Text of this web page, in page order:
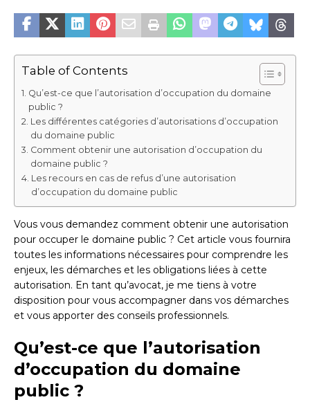
Table of Contents
Qu’est-ce que l’autorisation d’occupation du domaine
public ?
Les différentes catégories d’autorisations d’occupation
du domaine public
Comment obtenir une autorisation d’occupation du
domaine public ?
Les recours en cas de refus d’une autorisation
d’occupation du domaine public
Vous vous demandez comment obtenir une autorisation
pour occuper le domaine public ? Cet article vous fournira
toutes les informations nécessaires pour comprendre les
enjeux, les démarches et les obligations liées à cette
autorisation. En tant qu’avocat, je me tiens à votre
disposition pour vous accompagner dans vos démarches
et vous apporter des conseils professionnels.
Qu’est-ce que l’autorisation
d’occupation du domaine
public ?